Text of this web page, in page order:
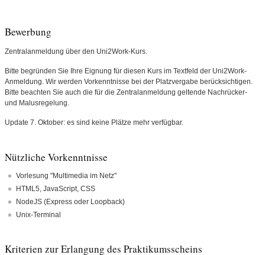
Bewerbung
Zentralanmeldung über den Uni2Work-Kurs.
Bitte begründen Sie Ihre Eignung für diesen Kurs im Textfeld der Uni2Work-
Anmeldung. Wir werden Vorkenntnisse bei der Platzvergabe berücksichtigen.
Bitte beachten Sie auch die für die Zentralanmeldung geltende Nachrücker-
und Malusregelung.
Update 7. Oktober: es sind keine Plätze mehr verfügbar.
Nützliche Vorkenntnisse
Vorlesung "Multimedia im Netz"
HTML5, JavaScript, CSS
NodeJS (Express oder Loopback)
Unix-Terminal
Kriterien zur Erlangung des Praktikumsscheins